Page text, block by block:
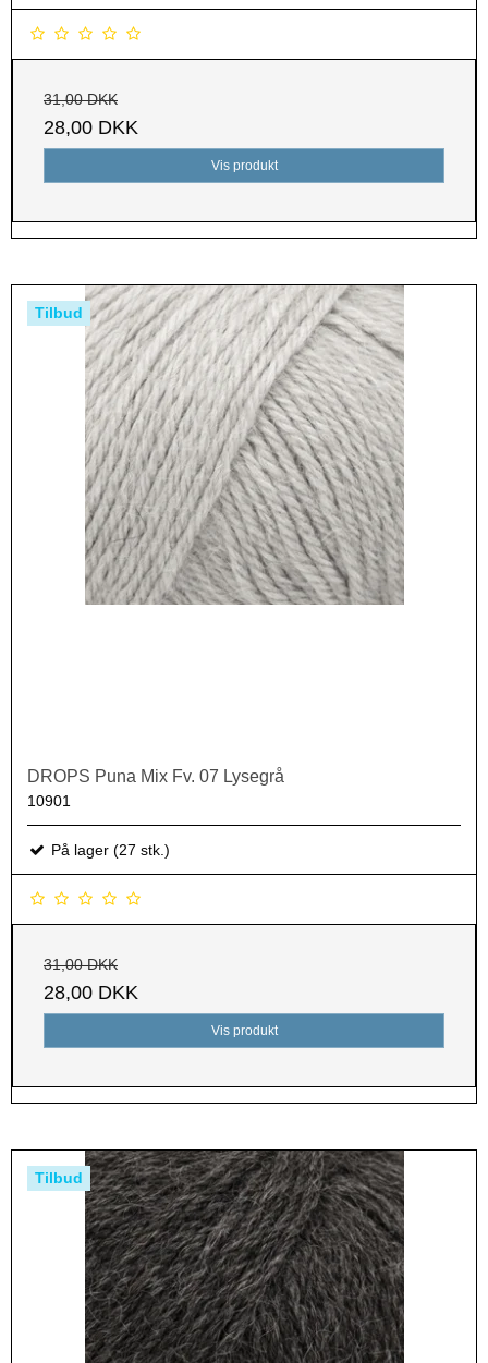
31,00 DKK
28,00 DKK
Vis produkt
Tilbud
DROPS Puna Mix Fv. 07 Lysegrå
10901
På lager (27 stk.)
31,00 DKK
28,00 DKK
Vis produkt
Tilbud